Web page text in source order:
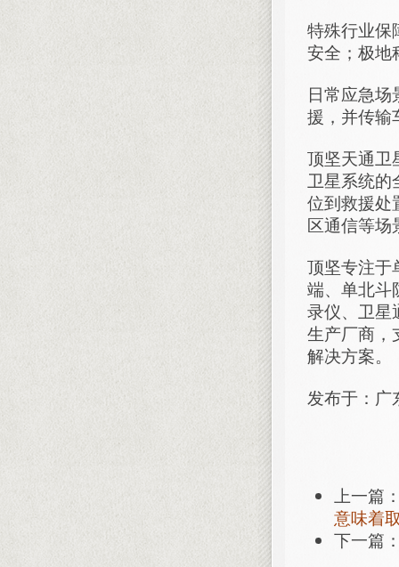
特殊行业保
安全；极地
日常应急
援，并传输
顶坚天通卫
卫星系统
位到救援处
区通信等场
顶坚专注于
端、单北斗
录仪、卫星
生产厂商，
解决方案。
发布于：广
上一篇
意味着
下一篇